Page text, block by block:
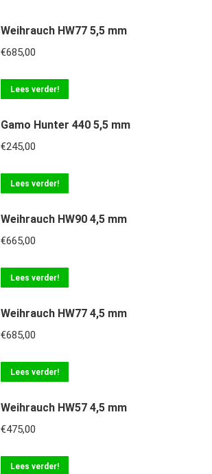
Weihrauch HW77 5,5 mm
€685,00
Lees verder!
Gamo Hunter 440 5,5 mm
€245,00
Lees verder!
Weihrauch HW90 4,5 mm
€665,00
Lees verder!
Weihrauch HW77 4,5 mm
€685,00
Lees verder!
Weihrauch HW57 4,5 mm
€475,00
Lees verder!